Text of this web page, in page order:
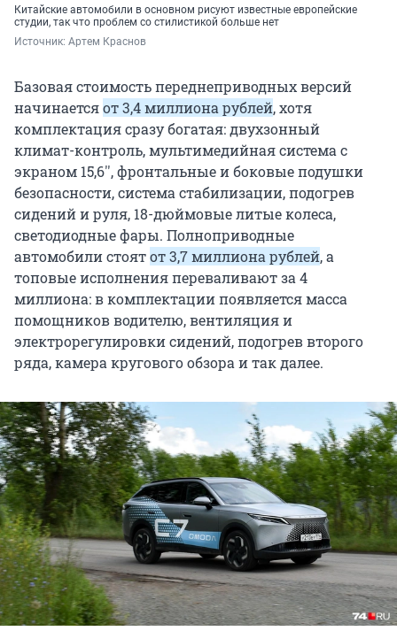
Китайские автомобили в основном рисуют известные европейские
студии, так что проблем со стилистикой больше нет
Источник: Артем Краснов
Базовая стоимость переднеприводных версий
начинаетсяот 3,4 миллиона рублей, хотя
комплектация сразу богатая: двухзонный
климат-контроль, мультимедийная система с
экраном 15,6'', фронтальные и боковые подушки
безопасности, система стабилизации, подогрев
сидений и руля, 18-дюймовые литые колеса,
светодиодные фары. Полноприводные
автомобили стоятот 3,7 миллиона рублей, а
топовые исполнения переваливают за 4
миллиона: в комплектации появляется масса
помощников водителю, вентиляция и
электрорегулировки сидений, подогрев второго
ряда, камера кругового обзора и так далее.